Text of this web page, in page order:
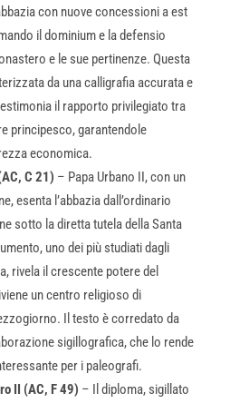
con nuove concessioni a est
il dominium e la defensio
e le sue pertinenze. Questa
da una calligrafia accurata e
il rapporto privilegiato tra
principesco, garantendole
economica.
C 21) – Papa Urbano II, con un
esenta l’abbazia dall’ordinario
sotto la diretta tutela della Santa
uno dei più studiati dagli
rivela il crescente potere del
un centro religioso di
Il testo è corredato da
sigillografica, che lo rende
per i paleografi.
II (AC, F 49) – Il diploma, sigillato